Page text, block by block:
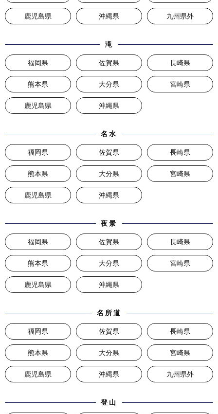
鹿児島県 沖縄県 九州県外
滝
福岡県 佐賀県 長崎県
熊本県 大分県 宮崎県
鹿児島県 沖縄県
名水
福岡県 佐賀県 長崎県
熊本県 大分県 宮崎県
鹿児島県 沖縄県
夜景
福岡県 佐賀県 長崎県
熊本県 大分県 宮崎県
鹿児島県 沖縄県
名所道
福岡県 佐賀県 長崎県
熊本県 大分県 宮崎県
鹿児島県 沖縄県 九州県外
登山